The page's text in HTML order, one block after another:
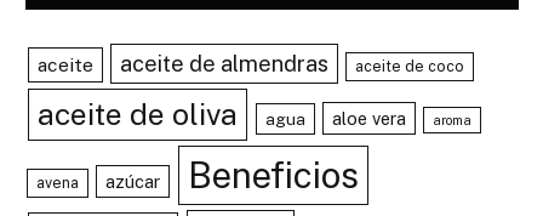
aceite aceite de almendras aceite de coco
aceite de oliva agua aloe vera aroma
avena azúcar Beneficios